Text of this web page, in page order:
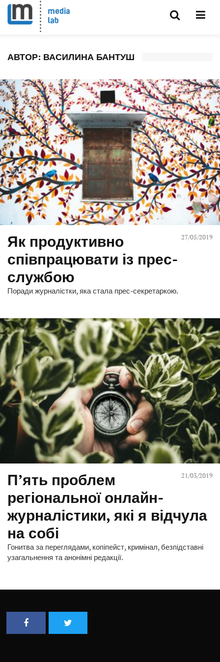
АВТОР: ВАСИЛИНА БАНТУШ
27/05/2019
Як продуктивно
співпрацювати із прес-
службою
Поради журналістки, яка стала прес-секретаркою.
21/03/2019
П’ять проблем
регіональної онлайн-
журналістики, які я відчула
на собі
Гонитва за переглядами, копіпейст, кримінал, безпідставні
узагальнення та анонімні редакції.